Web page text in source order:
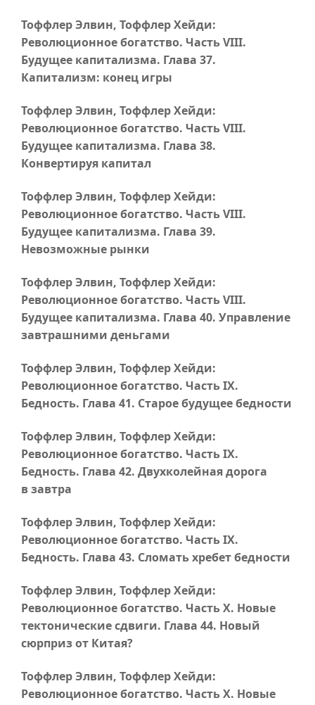
Тоффлер Элвин, Тоффлер Хейди:
Революционное богатство. Часть VIII.
Будущее капитализма. Глава 37.
Капитализм: конец игры
Тоффлер Элвин, Тоффлер Хейди:
Революционное богатство. Часть VIII.
Будущее капитализма. Глава 38.
Конвертируя капитал
Тоффлер Элвин, Тоффлер Хейди:
Революционное богатство. Часть VIII.
Будущее капитализма. Глава 39.
Невозможные рынки
Тоффлер Элвин, Тоффлер Хейди:
Революционное богатство. Часть VIII.
Будущее капитализма. Глава 40. Управление
завтрашними деньгами
Тоффлер Элвин, Тоффлер Хейди:
Революционное богатство. Часть IX.
Бедность. Глава 41. Старое будущее бедности
Тоффлер Элвин, Тоффлер Хейди:
Революционное богатство. Часть IX.
Бедность. Глава 42. Двухколейная дорога
в завтра
Тоффлер Элвин, Тоффлер Хейди:
Революционное богатство. Часть IX.
Бедность. Глава 43. Сломать хребет бедности
Тоффлер Элвин, Тоффлер Хейди:
Революционное богатство. Часть X. Новые
тектонические сдвиги. Глава 44. Новый
сюрприз от Китая?
Тоффлер Элвин, Тоффлер Хейди:
Революционное богатство. Часть X. Новые